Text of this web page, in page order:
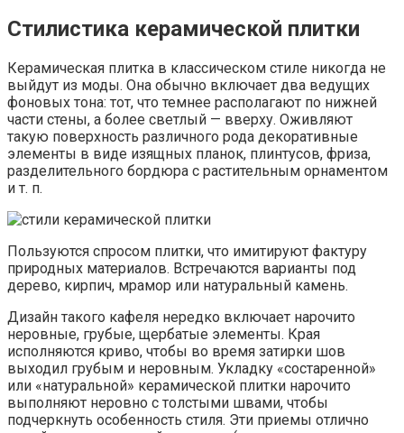
Стилистика керамической плитки
Керамическая плитка в классическом стиле никогда не
выйдут из моды. Она обычно включает два ведущих
фоновых тона: тот, что темнее располагают по нижней
части стены, а более светлый — вверху. Оживляют
такую поверхность различного рода декоративные
элементы в виде изящных планок, плинтусов, фриза,
разделительного бордюра с растительным орнаментом
и т. п.
Пользуются спросом плитки, что имитируют фактуру
природных материалов. Встречаются варианты под
дерево, кирпич, мрамор или натуральный камень.
Дизайн такого кафеля нередко включает нарочито
неровные, грубые, щербатые элементы. Края
исполняются криво, чтобы во время затирки шов
выходил грубым и неровным. Укладку «состаренной»
или «натуральной» керамической плитки нарочито
выполняют неровно с толстыми швами, чтобы
подчеркнуть особенность стиля. Эти приемы отлично